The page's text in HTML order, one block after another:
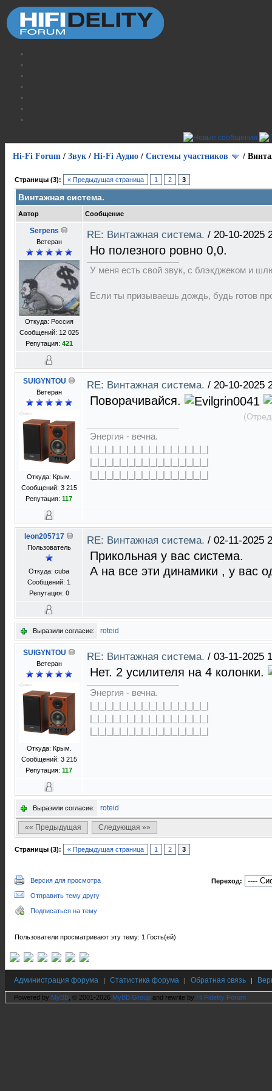
Hi-Fi Forum / Звук / Hi-Fi Аудио / Системы участников /
Страницы (3): « Предыдущая страница 1 2 3
Винтажная система.
Автор Сообщение
Serpens
Ветеран
Откуда: Россия
Сообщений: 12 025
Репутация: 421
RE: Винтажная система. / 20-10-2025
Но полезного ровно 0,0.
У меня есть свой звук, с блэкджеком и
Если ты призываешь дождь, будь готов
SUIGYNTOU
Ветеран
Откуда: Крым.
Сообщений: 3 215
Репутация: 117
RE: Винтажная система. / 20-10-2025
Поворачивайся.
Энергия - вечна.
|_|_|_|_|_|_|_|_|_|_|_|_|_|_|_|_|
|_|_|_|_|_|_|_|_|_|_|_|_|_|_|_|_|
|_|_|_|_|_|_|_|_|_|_|_|_|_|_|_|_|
leon205717
Пользователь
Откуда: cuba
Сообщений: 1
Репутация: 0
RE: Винтажная система. / 02-11-2025
Прикольная у вас система.
А на все эти динамики , у вас
Выразили согласие: roteid
SUIGYNTOU
Ветеран
Откуда: Крым.
Сообщений: 3 215
Репутация: 117
RE: Винтажная система. / 03-11-2025
Нет. 2 усилителя на 4 колонки.
Энергия - вечна.
|_|_|_|_|_|_|_|_|_|_|_|_|_|_|_|_|
|_|_|_|_|_|_|_|_|_|_|_|_|_|_|_|_|
|_|_|_|_|_|_|_|_|_|_|_|_|_|_|_|_|
Выразили согласие: roteid
«« Предыдущая Следующая »»
Страницы (3): « Предыдущая страница 1 2 3
Версия для просмотра
Отправить тему другу
Подписаться на тему
Переход:
Пользователи просматривают эту тему: 1 Гость(ей)
Администрация форума | Статистика форума | Обратная связь |
Powered by MyBB , © 2001-2026 MyBB Group and rewrite by Hi Fidelity Forum